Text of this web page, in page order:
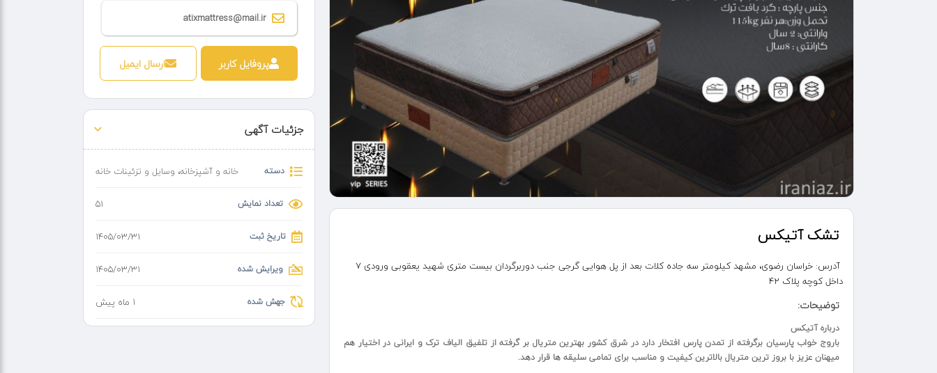
تشک آتیکس
آدرس:
خراسان رضوی، مشهد کیلومتر سه جاده کلات بعد از پل هوایی گرجی جنب دوربرگردان بیست متری شهید یعقوبی ورودی 7
داخل کوچه پلاک 42
توضیحات:
درباره آتیکس
باروج خواب پارسیان برگرفته از تمدن پارس افتخار دارد در شرق کشور بهترین متریال بر گرفته از تلفیق الیاف ترک و ایرانی در اختیار هم
میهنان عزیز با بروز ترین متریال بالاترین کیفیت و مناسب برای تمامی سلیقه ها قرار دهد.
atixmattress@mail.ir
پروفایل کاربر ارسال ایمیل
جزئیات آگهی
دسته خانه و آشپزخانه، وسایل و تزئینات خانه
تعداد نمایش 51
تاریخ ثبت ۱۴۰۵/۰۳/۳۱
ویرایش شده ۱۴۰۵/۰۳/۳۱
جهش شده 1 ماه پیش